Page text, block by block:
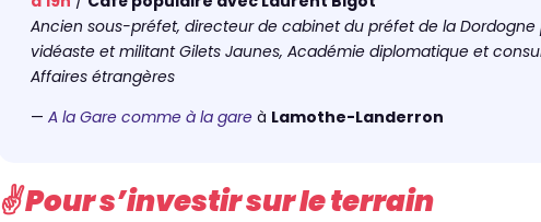
Ancien sous-préfet, directeur de cabinet du préfet de la
vidéaste et militant Gilets Jaunes, Académie diplomatique et
Affaires étrangères
— A la Gare comme à la gare à Lamothe-Landerron
✌️ Pour s’investir sur le terrain